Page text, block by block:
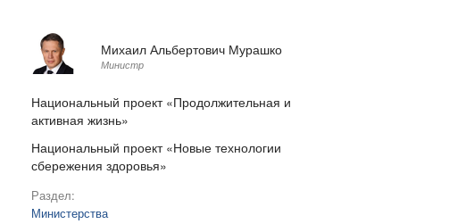
Михаил Альбертович Мурашко
Министр
Национальный проект «Продолжительная и
активная жизнь»
Национальный проект «Новые технологии
сбережения здоровья»
Раздел:
Министерства